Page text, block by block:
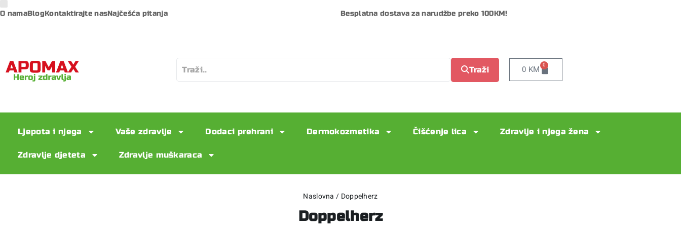
O namaBlogKontaktirajte nasNajčešća pitanja Besplatna dostava za narudžbe preko 100KM!
Traži 0 KM 0
Ljepota i njega Vaše zdravlje Dodaci prehrani Dermokozmetika Čišćenje lica Zdravlje i njega žena
Zdravlje djeteta Zdravlje muškaraca
Naslovna / Doppelherz
Doppelherz